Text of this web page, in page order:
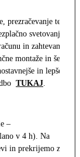
prezračevanje ter
svetovanje
in zahtevam
montaže in še
in lepše.
TUKAJ.
–
v 4 h). Na
in prekrijemo z